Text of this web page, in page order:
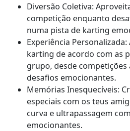
Diversão Coletiva:
competição enquanto
numa pista de karting
Experiência
karting de acordo com as
grupo, desde competições
desafios emocionantes.
Memórias Inesquecíveis:
especiais com os teus
curva e ultrapassagem
emocionantes.